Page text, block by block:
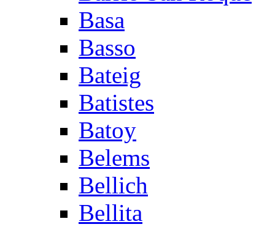
Basa
Basso
Bateig
Batistes
Batoy
Belems
Bellich
Bellita